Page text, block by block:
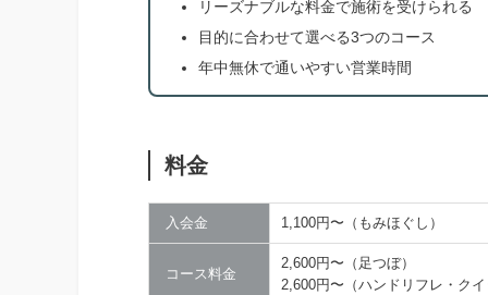
リーズナブルな料金で施術を受けられる
目的に合わせて選べる3つのコース
年中無休で通いやすい営業時間
料金
入会金 1,100円〜（もみほぐし）
コース料金
2,600円〜（足つぼ）
2,600円〜（ハンドリフレ・クイ